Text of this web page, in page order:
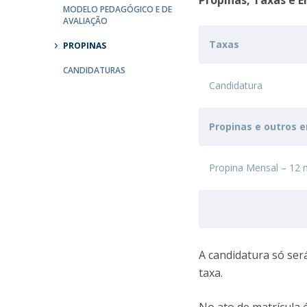
Parcerias Estratégicas
Iniciativas Nacionais
O que dizem sobre a ESB
Clube de Inovação e Conhecimento
MODELO PEDAGÓGICO E DE
AVALIAÇÃO
PROPINAS
CANDIDATURAS
Taxas
Candidatura
Propinas e outros
Propina Mensal – 12
A candidatura só
taxa.